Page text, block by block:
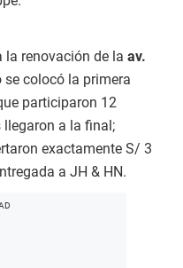
la renovación de la av.
se colocó la primera
participaron 12
llegaron a la final;
exactamente S/ 3
a JH & HN.